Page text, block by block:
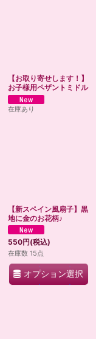
【お取り寄せします！】
お子様用ペザントミドル
在庫あり
【新スペイン風扇子】黒
地に金のお花柄♪
550円(税込)
在庫数 15点
オプション選択